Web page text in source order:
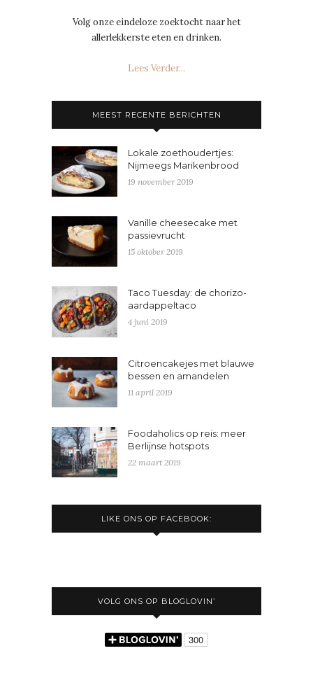
Volg onze eindeloze zoektocht naar het
allerlekkerste eten en drinken.
Lees Verder...
MEEST RECENTE BERICHTEN
Lokale zoethoudertjes:
Nijmeegs Marikenbrood
19 november 2019
Vanille cheesecake met
passievrucht
15 oktober 2019
Taco Tuesday: de chorizo-
aardappeltaco
4 juni 2019
Citroencakejes met blauwe
bessen en amandelen
11 april 2019
Foodaholics op reis: meer
Berlijnse hotspots
22 maart 2019
LIKE ONS OP FACEBOOK:
VOLG ONS OP BLOGLOVIN’